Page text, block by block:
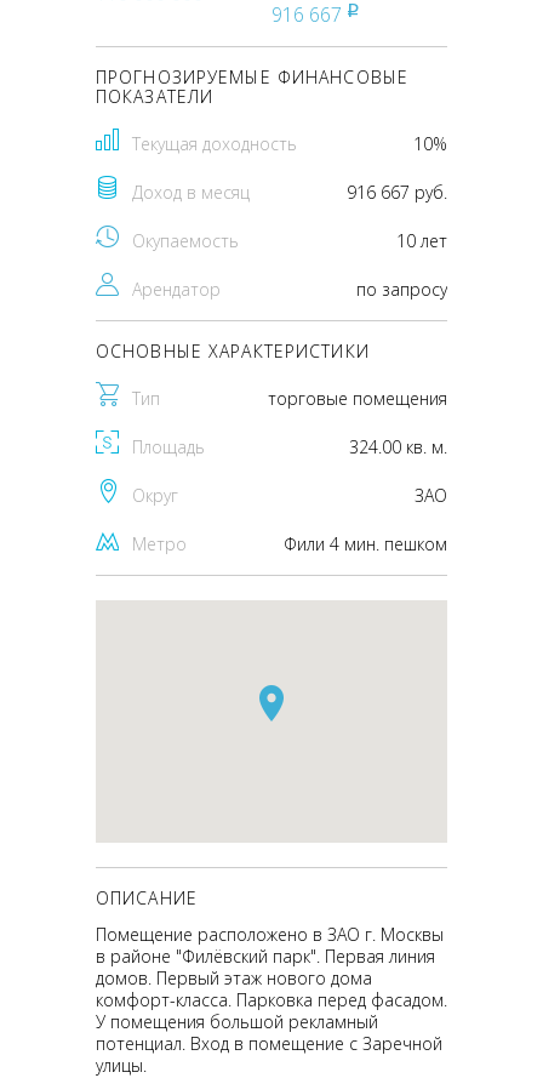
916 667 pуб
ПРОГНОЗИРУЕМЫЕ ФИНАНСОВЫЕ
ПОКАЗАТЕЛИ
Текущая доходность 10%
Доход в месяц 916 667 руб.
Окупаемость 10 лет
Арендатор по запросу
ОСНОВНЫЕ ХАРАКТЕРИСТИКИ
Тип торговые помещения
Площадь 324.00 кв. м.
Округ ЗАО
Метро Фили 4 мин. пешком
ОПИСАНИЕ
Помещение расположено в ЗАО г. Москвы
в районе "Филёвский парк". Первая линия
домов. Первый этаж нового дома
комфорт-класса. Парковка перед фасадом.
У помещения большой рекламный
потенциал. Вход в помещение с Заречной
улицы.